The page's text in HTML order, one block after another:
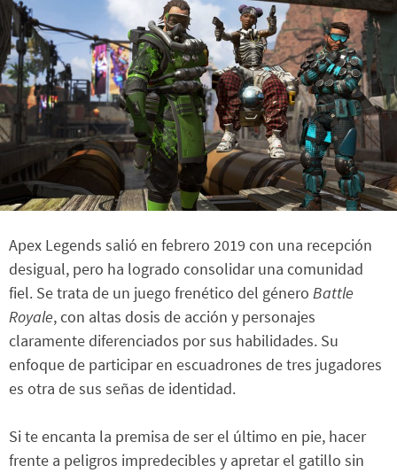
Apex Legends salió en febrero 2019 con una recepción
desigual, pero ha logrado consolidar una comunidad
fiel. Se trata de un juego frenético del género Battle
Royale, con altas dosis de acción y personajes
claramente diferenciados por sus habilidades. Su
enfoque de participar en escuadrones de tres jugadores
es otra de sus señas de identidad.
Si te encanta la premisa de ser el último en pie, hacer
frente a peligros impredecibles y apretar el gatillo sin